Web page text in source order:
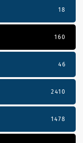
18
160
46
2410
1478